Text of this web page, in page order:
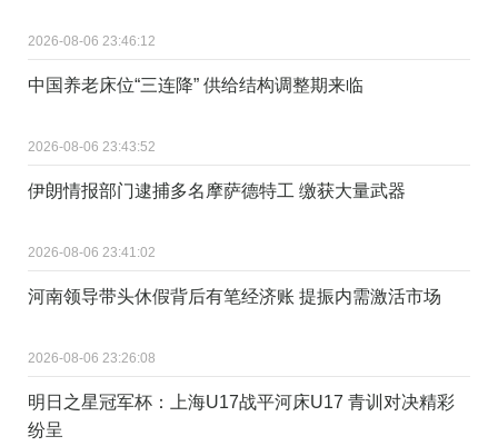
2026-08-06 23:46:12
中国养老床位“三连降” 供给结构调整期来临
2026-08-06 23:43:52
伊朗情报部门逮捕多名摩萨德特工 缴获大量武器
2026-08-06 23:41:02
河南领导带头休假背后有笔经济账 提振内需激活市场
2026-08-06 23:26:08
明日之星冠军杯：上海U17战平河床U17 青训对决精彩
纷呈